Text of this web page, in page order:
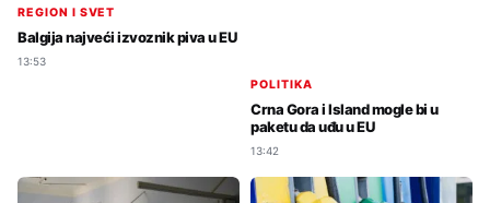
REGION I SVET
Balgija najveći izvoznik piva u EU
13:53
POLITIKA
Crna Gora i Island mogle bi u
paketu da uđu u EU
13:42